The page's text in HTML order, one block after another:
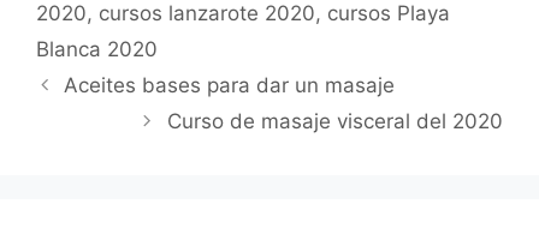
2020, cursos lanzarote 2020, cursos Playa
Blanca 2020
Aceites bases para dar un masaje
Curso de masaje visceral del 2020